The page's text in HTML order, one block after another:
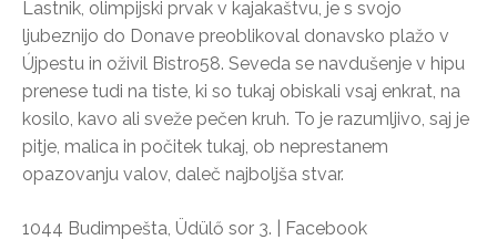
Lastnik, olimpijski prvak v kajakaštvu, je s svojo
ljubeznijo do Donave preoblikoval donavsko plažo v
Újpestu in oživil Bistro58. Seveda se navdušenje v hipu
prenese tudi na tiste, ki so tukaj obiskali vsaj enkrat, na
kosilo, kavo ali sveže pečen kruh. To je razumljivo, saj je
pitje, malica in počitek tukaj, ob neprestanem
opazovanju valov, daleč najboljša stvar.
1044 Budimpešta, Üdülő sor 3. | Facebook